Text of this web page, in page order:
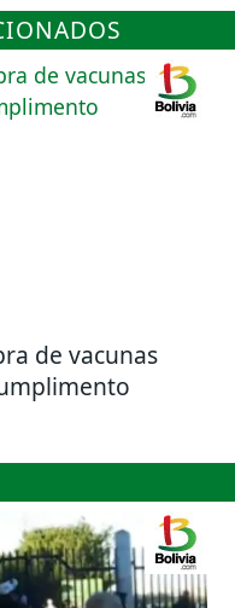
de vacunas